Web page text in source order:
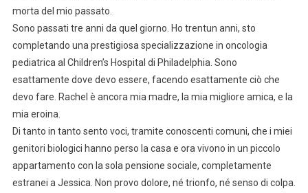
morta del mio passato.
Sono passati tre anni da quel giorno. Ho trentun anni, sto
completando una prestigiosa specializzazione in oncologia
pediatrica al Children’s Hospital di Philadelphia. Sono
esattamente dove devo essere, facendo esattamente ciò che
devo fare. Rachel è ancora mia madre, la mia migliore amica, e la
mia eroina.
Di tanto in tanto sento voci, tramite conoscenti comuni, che i miei
genitori biologici hanno perso la casa e ora vivono in un piccolo
appartamento con la sola pensione sociale, completamente
estranei a Jessica. Non provo dolore, né trionfo, né senso di colpa.